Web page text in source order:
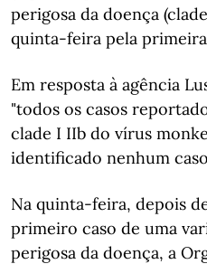
perigosa da doença
quinta-feira pela primeira
Em resposta à agência
"todos os casos
clade I IIb do vírus
identificado nenhum
Na quinta-feira, depois
primeiro caso de uma
perigosa da doença, a